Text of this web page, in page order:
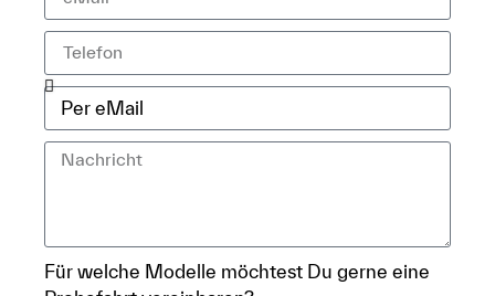
Für welche Modelle möchtest Du gerne eine